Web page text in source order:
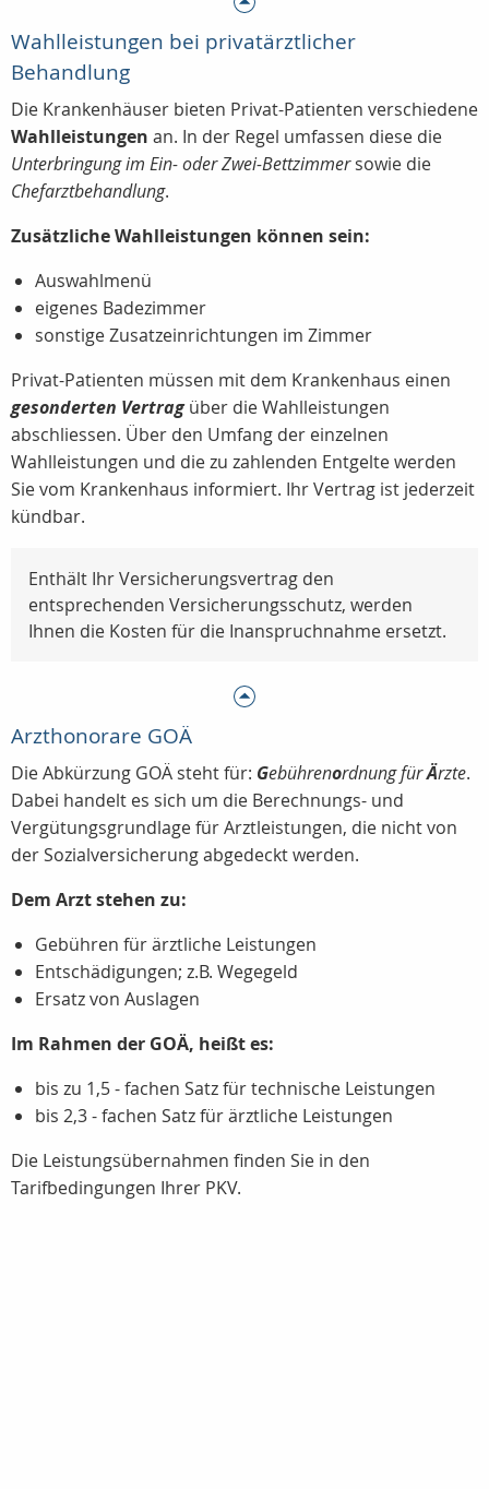
Wahlleistungen bei privatärztlicher
Behandlung
Die Krankenhäuser bieten Privat-Patienten verschiedene
Wahlleistungen an. In der Regel umfassen diese die
Unterbringung im Ein- oder Zwei-Bettzimmersowie die
Chefarztbehandlung.
Zusätzliche Wahlleistungen können sein:
Auswahlmenü
eigenes Badezimmer
sonstige Zusatzeinrichtungen im Zimmer
Privat-Patienten müssen mit dem Krankenhaus einen
gesonderten Vertragüber die Wahlleistungen
abschliessen. Über den Umfang der einzelnen
Wahlleistungen und die zu zahlenden Entgelte werden
Sie vom Krankenhaus informiert. Ihr Vertrag ist jederzeit
kündbar.
Enthält Ihr Versicherungsvertrag den
entsprechenden Versicherungsschutz, werden
Ihnen die Kosten für die Inanspruchnahme ersetzt.
Arzthonorare GOÄ
Die Abkürzung GOÄ steht für: Gebührenordnung fürÄrzte.
Dabei handelt es sich um die Berechnungs- und
Vergütungsgrundlage für Arztleistungen, die nicht von
der Sozialversicherung abgedeckt werden.
Dem Arzt stehen zu:
Gebühren für ärztliche Leistungen
Entschädigungen; z.B. Wegegeld
Ersatz von Auslagen
Im Rahmen der GOÄ, heißt es:
bis zu 1,5 - fachen Satz für technische Leistungen
bis 2,3 - fachen Satz für ärztliche Leistungen
Die Leistungsübernahmen finden Sie in den
Tarifbedingungen Ihrer PKV.